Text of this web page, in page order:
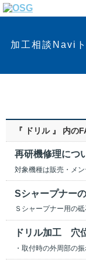
加工相談Navi
『 ドリル 』 内の
再研機修理につ
対象機種は販売・メ
Sシャープナー
Ｓシャープナー用の
ドリル加工 穴
・取付時の外周部の振